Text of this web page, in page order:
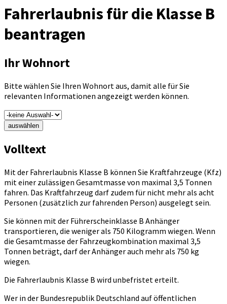
Fahrerlaubnis für die Klasse B
beantragen
Ihr Wohnort
Bitte wählen Sie Ihren Wohnort aus, damit alle für Sie
relevanten Informationen angezeigt werden können.
auswählen
Volltext
Mit der Fahrerlaubnis Klasse B können Sie Kraftfahrzeuge (Kfz)
mit einer zulässigen Gesamtmasse von maximal 3,5 Tonnen
fahren. Das Kraftfahrzeug darf zudem für nicht mehr als acht
Personen (zusätzlich zur fahrenden Person) ausgelegt sein.
Sie können mit der Führerscheinklasse B Anhänger
transportieren, die weniger als 750 Kilogramm wiegen. Wenn
die Gesamtmasse der Fahrzeugkombination maximal 3,5
Tonnen beträgt, darf der Anhänger auch mehr als 750 kg
wiegen.
Die Fahrerlaubnis Klasse B wird unbefristet erteilt.
Wer in der Bundesrepublik Deutschland auf öffentlichen